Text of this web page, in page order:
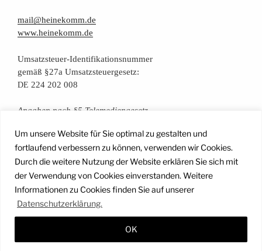
Um unsere Website für Sie optimal zu gestalten und
fortlaufend verbessern zu können, verwenden wir Cookies.
Durch die weitere Nutzung der Website erklären Sie sich mit
der Verwendung von Cookies einverstanden. Weitere
Informationen zu Cookies finden Sie auf unserer
Datenschutzerklärung.
OK
mail@heinekomm.de
www.heinekomm.de
Umsatz­steu­er-Iden­ti­fi­ka­ti­ons­num­mer
gemäß §27a Umsatzsteuergesetz:
DE 224 202 008
Anga­ben nach §5 Telemediengesetz
Daten­schutz­er­klä­rung
FacebookInstagramYouTubeMail